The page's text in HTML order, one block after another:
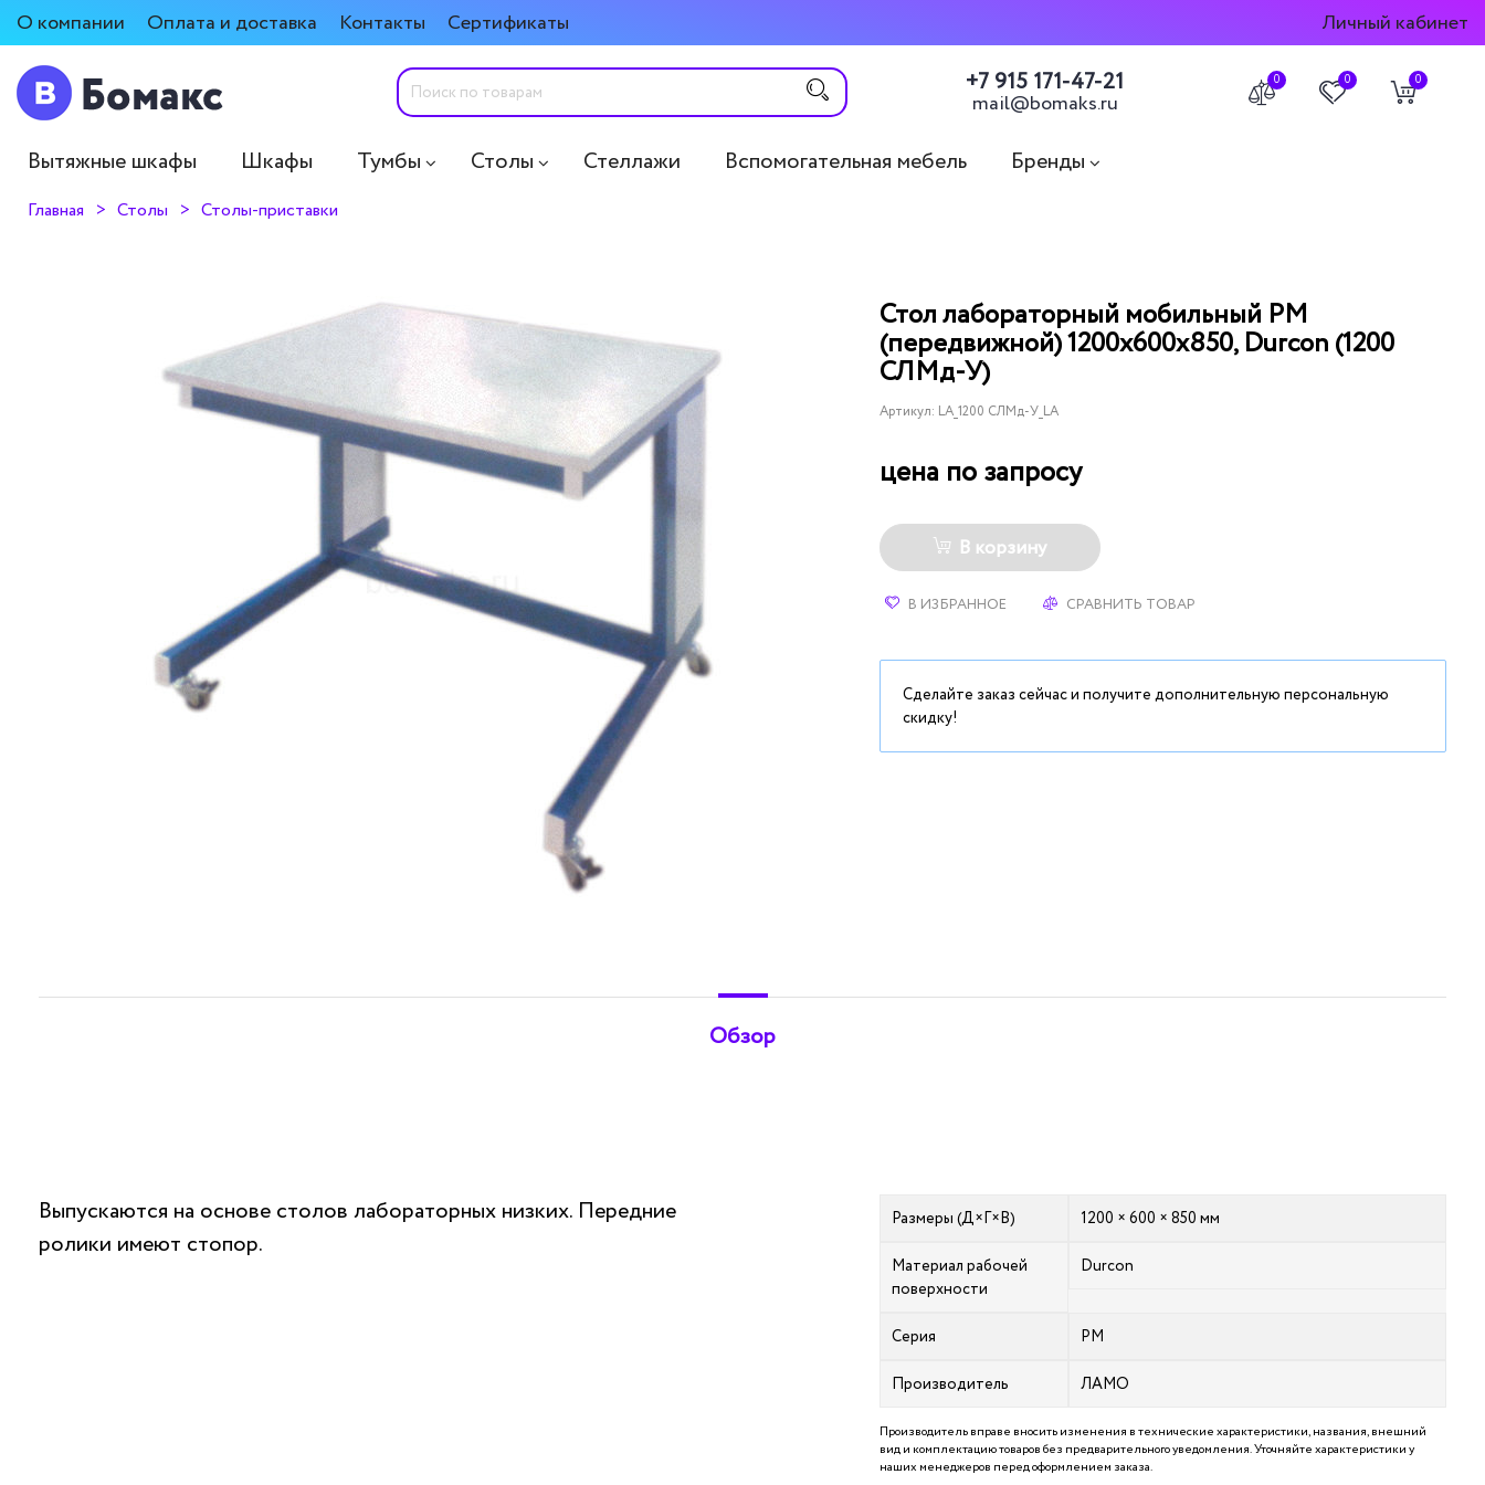
О компании Оплата и доставка Контакты Сертификаты Личный кабинет
+7 915 171-47-21
mail@bomaks.ru
0 0 0
Вытяжные шкафы Шкафы Тумбы Столы Стеллажи Вспомогательная мебель Бренды
Главная Столы Столы-приставки
Стол лабораторный мобильный РМ
(передвижной) 1200х600х850, Durcon (1200
СЛМд-У)
Артикул: LA_1200 СЛМд-У_LA
цена по запросу
В корзину
В ИЗБРАННОЕ СРАВНИТЬ ТОВАР
Сделайте заказ сейчас и получите дополнительную персональную
скидку!
Обзор
Выпускаются на основе столов лабораторных низких. Передние
ролики имеют стопор.
Размеры (Д×Г×В) 1200 × 600 × 850 мм
Материал рабочей
поверхности
Durcon
Серия РМ
Производитель ЛАМО
Производитель вправе вносить изменения в технические характеристики, названия, внешний
вид и комплектацию товаров без предварительного уведомления. Уточняйте характеристики у
наших менеджеров перед оформлением заказа.